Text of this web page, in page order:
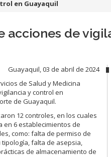
en Guayaquil
acciones de
Guayaquil, 03 de abril de 2024
de Salud y Medicina
y control en
de Guayaquil.
12 controles, en los cuales
en 6 establecimientos de
como: falta de permiso de
falta de asepsia,
de almacenamiento de